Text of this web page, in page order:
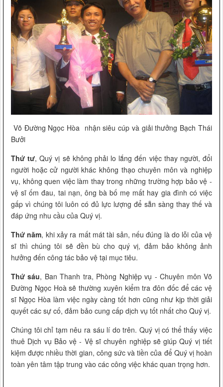
Võ Đường Ngọc Hòa nhận siêu cúp và giải thưởng Bạch Thái
Bưởi
Thứ tư, Quý vị sẽ không phải lo lắng đến việc thay người, đổi
người hoặc cử người khác không thạo chuyên môn và nghiệp
vụ, không quen việc làm thay trong những trường hợp bảo vệ -
vệ sĩ ốm đau, tai nạn, ông bà bố mẹ mất hay gia đình có việc
gấp vì chúng tôi luôn có đủ lực lượng để sẵn sàng thay thế và
đáp ứng nhu cầu của Quý vị.
Thứ năm, khi xảy ra mất mát tài sản, nếu đúng là do lỗi của vệ
sĩ thì chúng tôi sẽ đền bù cho quý vị, đảm bảo không ảnh
hưởng đến công tác bảo vệ tại mục tiêu.
Thứ sáu, Ban Thanh tra, Phòng Nghiệp vụ - Chuyên môn Võ
Đường Ngọc Hoà sẽ thường xuyên kiểm tra đôn đốc để các vệ
sĩ Ngọc Hòa làm việc ngày càng tốt hơn cũng như kịp thời giải
quyết các sự cố, đảm bảo cung cấp dịch vụ tốt nhất cho Quý vị.
Chúng tôi chỉ tạm nêu ra sáu lí do trên. Quý vị có thể thấy việc
thuê Dịch vụ Bảo vệ - Vệ sĩ chuyên nghiệp sẽ giúp Quý vị tiết
kiệm được nhiều thời gian, công sức và tiền của để Quý vị hoàn
toàn yên tâm tập trung vào các công việc khác quan trọng hơn.